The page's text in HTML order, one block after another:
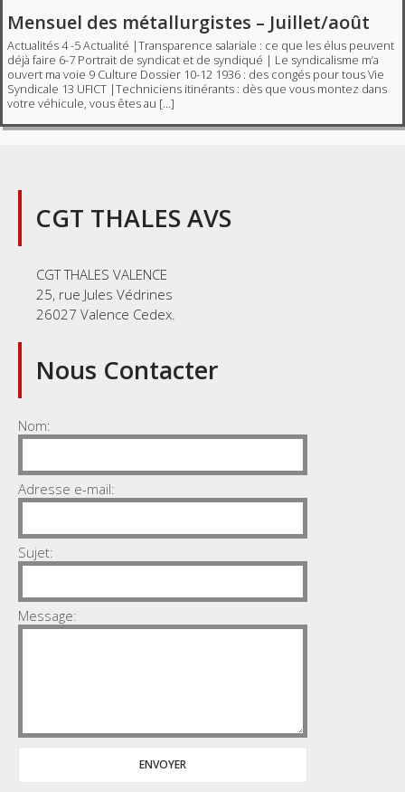
Mensuel des métallurgistes – Juillet/août
Actualités 4 -5 Actualité |Transparence salariale : ce que les élus peuvent
déjà faire 6-7 Portrait de syndicat et de syndiqué | Le syndicalisme m’a
ouvert ma voie 9 Culture Dossier 10-12 1936 : des congés pour tous Vie
Syndicale 13 UFICT |Techniciens itinérants : dès que vous montez dans
votre véhicule, vous êtes au […]
CGT THALES AVS
CGT THALES VALENCE
25, rue Jules Védrines
26027 Valence Cedex.
Nous Contacter
Nom:
Adresse e-mail:
Sujet:
Message: